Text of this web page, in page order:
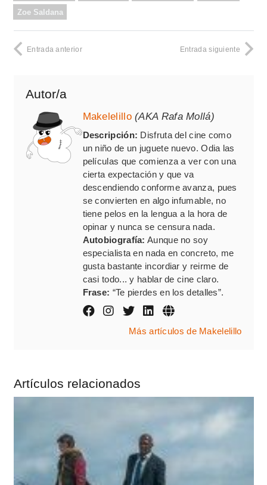
Zoe Saldana
Entrada anterior Entrada siguiente
Autor/a
Makelelillo (AKA Rafa Mollá)
Descripción: Disfruta del cine como
un niño de un juguete nuevo. Odia las
películas que comienza a ver con una
cierta expectación y que va
descendiendo conforme avanza, pues
se convierten en algo infumable, no
tiene pelos en la lengua a la hora de
opinar y nunca se censura nada.
Autobiografía: Aunque no soy
especialista en nada en concreto, me
gusta bastante incordiar y reirme de
casi todo... y hablar de cine claro.
Frase: “Te pierdes en los detalles”.
Más artículos de Makelelillo
Artículos relacionados